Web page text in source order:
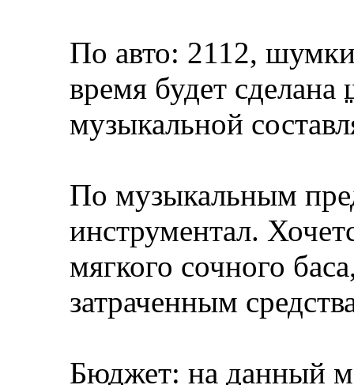
По авто: 2112,
время будет сделана
музыкальной
По музыкальным
инструментал.
мягкого сочного
затраченным
Бюджет: на данный